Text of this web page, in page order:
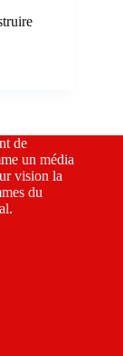
de
un média
vision la
du